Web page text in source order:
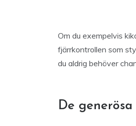
Om du exempelvis
fjärrkontrollen som
du aldrig behöver
De